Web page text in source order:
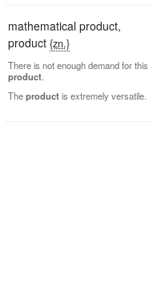
mathematical product,
product {zn.}
There is not enough demand for this
product
Theproductis extremely versatile.